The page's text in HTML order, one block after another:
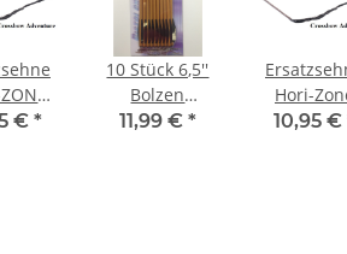
€ *
10 Stück 6,5''
Bolzen
Aluminium
11,99 € *
Hori-
10,95 €